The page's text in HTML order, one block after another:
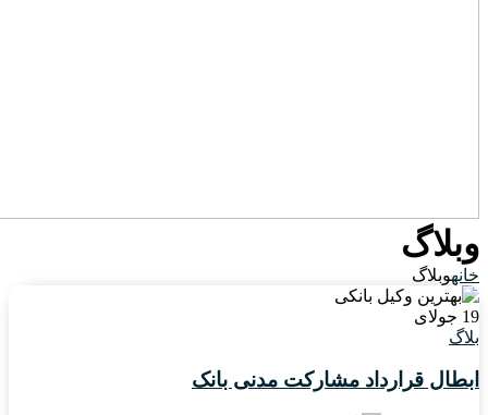
وبلاگ
خانهوبلاگ
19 جولای
بلاگ
ابطال قرارداد مشارکت مدنی بانک